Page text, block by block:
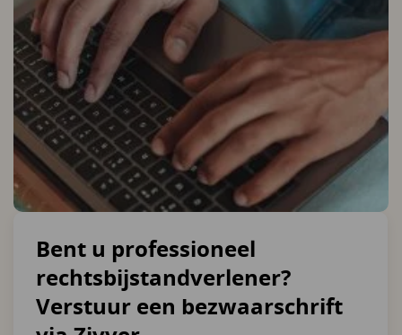
Bent u professioneel
rechtsbijstandverlener?
Verstuur een bezwaarschrift